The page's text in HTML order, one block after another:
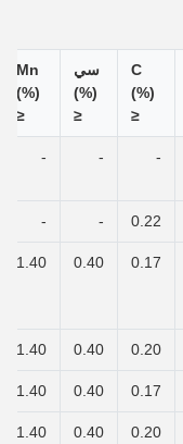
C
(%)
≤
سي
(%)
≤
Mn
(%)
≤
-
-
-
0.22
-
-
0.17
0.40
1.40
0.20
0.40
1.40
0.17
0.40
1.40
0.20
0.40
1.40